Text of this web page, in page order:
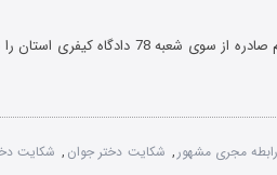
آیا شما و یا موکلتان تا به الان هر 4 صفحه حکم
رابطه مجری مشهور , شکایت دختر جوان , شکایت